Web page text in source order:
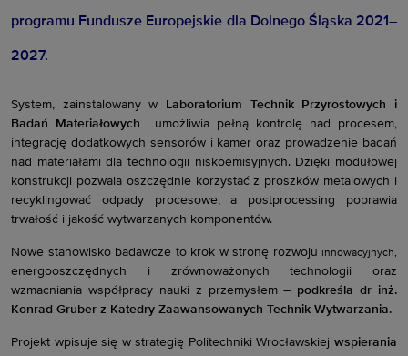
programu Fundusze Europejskie dla Dolnego Śląska 2021–
2027.
System, zainstalowany w Laboratorium Technik Przyrostowych i
Badań Materiałowych
umożliwia pełną kontrolę nad procesem,
integrację dodatkowych sensorów i kamer oraz prowadzenie badań
nad materiałami dla technologii niskoemisyjnych. Dzięki modułowej
konstrukcji pozwala oszczędnie korzystać z proszków metalowych i
recyklingować odpady procesowe, a postprocessing poprawia
trwałość i jakość wytwarzanych komponentów.
Nowe stanowisko badawcze to krok w stronę rozwoju innowacyjnych,
energooszczędnych i zrównoważonych technologii oraz
wzmacniania współpracy nauki z przemysłem – podkreśla dr inż.
Konrad Gruber z Katedry Zaawansowanych Technik Wytwarzania.
Projekt wpisuje się w strategię Politechniki Wrocławskiej wspierania